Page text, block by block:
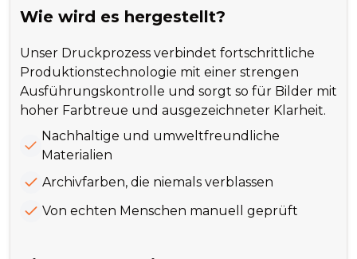
Wie wird es hergestellt?
Unser Druckprozess verbindet fortschrittliche
Produktionstechnologie mit einer strengen
Ausführungskontrolle und sorgt so für Bilder mit
hoher Farbtreue und ausgezeichneter Klarheit.
Nachhaltige und umweltfreundliche
Materialien
Archivfarben, die niemals verblassen
Von echten Menschen manuell geprüft